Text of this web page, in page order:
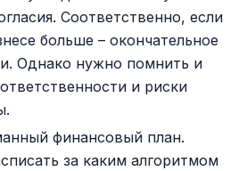
Соответственно, если
больше – окончательное
Однако нужно помнить и
и риски
финансовый план.
за каким алгоритмом